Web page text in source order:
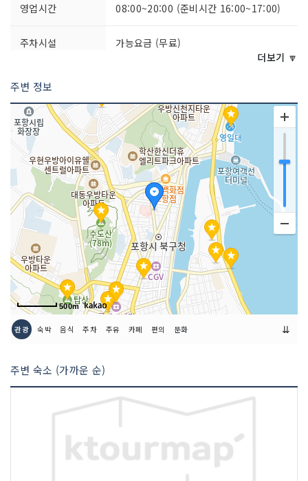
영업시간 08:00~20:00 (준비시간 16:00~17:00)
주차시설 가능요금 (무료)
취급 메뉴 도다리물회 / 전복물회 / 해삼물회 등
인허가번호 19870536031
더보기 🔽
주변 정보
500m
관광 숙박 음식 주차 주유 카페 편의 문화 ⇊
주변 숙소 (가까운 순)